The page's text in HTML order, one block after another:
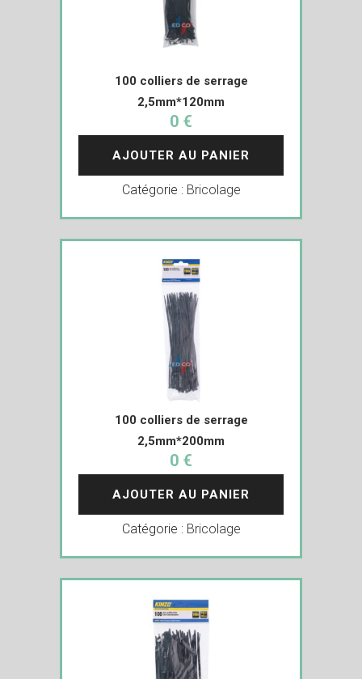
100 colliers de serrage
2,5mm*120mm
0 €
AJOUTER AU PANIER
Catégorie : Bricolage
100 colliers de serrage
2,5mm*200mm
0 €
AJOUTER AU PANIER
Catégorie : Bricolage